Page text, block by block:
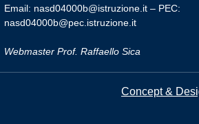
Email: nasd04000b@istruzione.it – PEC:
nasd04000b@pec.istruzione.it
Webmaster Prof. Raffaello Sica
Concept &